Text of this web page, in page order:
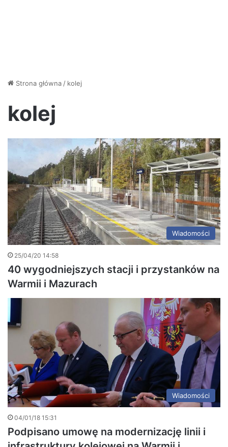
Strona główna / kolej
kolej
Wiadomości
25/04/20 14:58
40 wygodniejszych stacji i przystanków na
Warmii i Mazurach
Wiadomości
04/01/18 15:31
Podpisano umowę na modernizację linii i